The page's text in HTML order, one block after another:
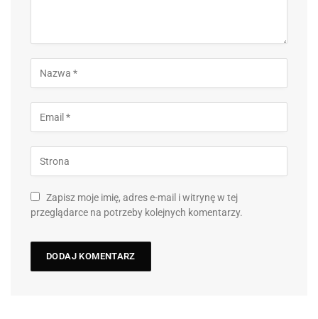
Zapisz moje imię, adres e-mail i witrynę w tej
przeglądarce na potrzeby kolejnych komentarzy.